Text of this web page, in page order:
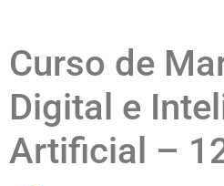
Curso de
Digital e
Artificial –